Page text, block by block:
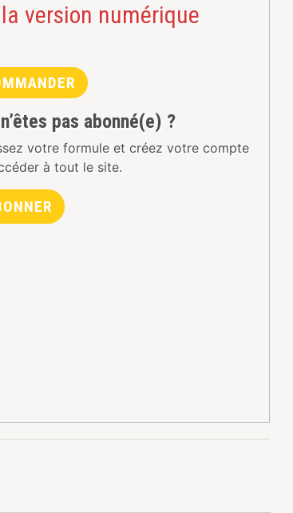
version numérique
pas abonné(e) ?
votre formule et créez votre compte
à tout le site.